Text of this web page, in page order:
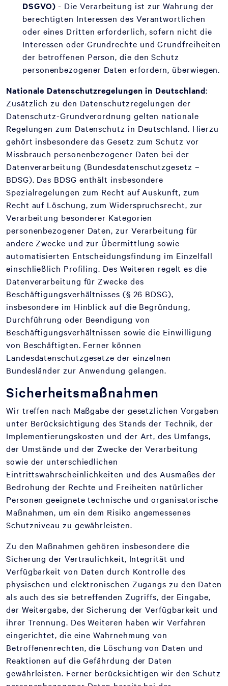
DSGVO) - Die Verarbeitung ist zur Wahrung der
berechtigten Interessen des Verantwortlichen
oder eines Dritten erforderlich, sofern nicht die
Interessen oder Grundrechte und Grundfreiheiten
der betroffenen Person, die den Schutz
personenbezogener Daten erfordern, überwiegen.
Nationale Datenschutzregelungen in Deutschland:
Zusätzlich zu den Datenschutzregelungen der
Datenschutz-Grundverordnung gelten nationale
Regelungen zum Datenschutz in Deutschland. Hierzu
gehört insbesondere das Gesetz zum Schutz vor
Missbrauch personenbezogener Daten bei der
Datenverarbeitung (Bundesdatenschutzgesetz –
BDSG). Das BDSG enthält insbesondere
Spezialregelungen zum Recht auf Auskunft, zum
Recht auf Löschung, zum Widerspruchsrecht, zur
Verarbeitung besonderer Kategorien
personenbezogener Daten, zur Verarbeitung für
andere Zwecke und zur Übermittlung sowie
automatisierten Entscheidungsfindung im Einzelfall
einschließlich Profiling. Des Weiteren regelt es die
Datenverarbeitung für Zwecke des
Beschäftigungsverhältnisses (§ 26 BDSG),
insbesondere im Hinblick auf die Begründung,
Durchführung oder Beendigung von
Beschäftigungsverhältnissen sowie die Einwilligung
von Beschäftigten. Ferner können
Landesdatenschutzgesetze der einzelnen
Bundesländer zur Anwendung gelangen.
Sicherheitsmaßnahmen
Wir treffen nach Maßgabe der gesetzlichen Vorgaben
unter Berücksichtigung des Stands der Technik, der
Implementierungskosten und der Art, des Umfangs,
der Umstände und der Zwecke der Verarbeitung
sowie der unterschiedlichen
Eintrittswahrscheinlichkeiten und des Ausmaßes der
Bedrohung der Rechte und Freiheiten natürlicher
Personen geeignete technische und organisatorische
Maßnahmen, um ein dem Risiko angemessenes
Schutzniveau zu gewährleisten.
Zu den Maßnahmen gehören insbesondere die
Sicherung der Vertraulichkeit, Integrität und
Verfügbarkeit von Daten durch Kontrolle des
physischen und elektronischen Zugangs zu den Daten
als auch des sie betreffenden Zugriffs, der Eingabe,
der Weitergabe, der Sicherung der Verfügbarkeit und
ihrer Trennung. Des Weiteren haben wir Verfahren
eingerichtet, die eine Wahrnehmung von
Betroffenenrechten, die Löschung von Daten und
Reaktionen auf die Gefährdung der Daten
gewährleisten. Ferner berücksichtigen wir den Schutz